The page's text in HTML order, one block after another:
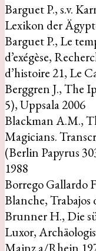
Barguet P., s.v.
Lexikon der
Barguet P., Le
d’exégèse,
d’histoire 21, Le
Berggren J., The
5), Uppsala 2006
Blackman A.M.,
Magicians.
(Berlin Papyrus
1988
Borrego Gallardo
Blanche, Trabajos
Brunner H., Die
Luxor,
Mainz a/Rhein